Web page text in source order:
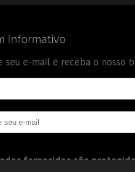
Informativo
seu e-mail e receba o
fornecidos são